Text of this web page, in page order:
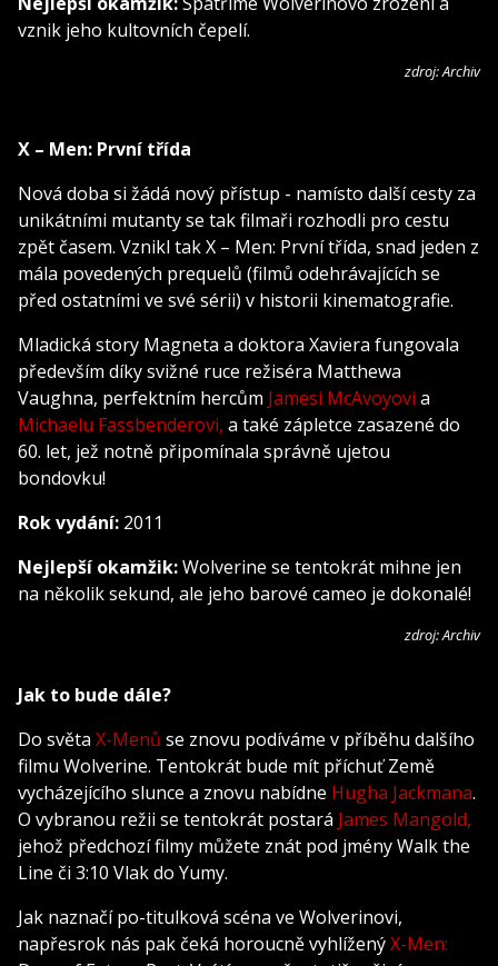
vznik jeho kultovních čepelí.
zdroj: Archiv
X – Men: První třída
Nová doba si žádá nový přístup - namísto další cesty za
unikátními mutanty se tak filmaři rozhodli pro cestu
zpět časem. Vznikl tak X – Men: První třída, snad jeden z
mála povedených prequelů (filmů odehrávajících se
před ostatními ve své sérii) v historii kinematografie.
Mladická story Magneta a doktora Xaviera fungovala
především díky svižné ruce režiséra Matthewa
Vaughna, perfektním hercům Jamesi McAvoyovi a
Michaelu Fassbenderovi, a také zápletce zasazené do
60. let, jež notně připomínala správně ujetou
bondovku!
Rok vydání: 2011
Nejlepší okamžik:Wolverine se tentokrát mihne jen
na několik sekund, ale jeho barové cameo je dokonalé!
zdroj: Archiv
Jak to bude dále?
Do světa X-Menů se znovu podíváme v příběhu dalšího
filmu Wolverine. Tentokrát bude mít příchuť Země
vycházejícího slunce a znovu nabídne Hugha Jackmana.
O vybranou režii se tentokrát postará James Mangold,
jehož předchozí filmy můžete znát pod jmény Walk the
Line či 3:10 Vlak do Yumy.
Jak naznačí po-titulková scéna ve Wolverinovi,
napřesrok nás pak čeká horoucně vyhlíženýX-Men: